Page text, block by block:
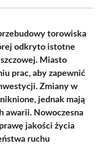
torowiska
odkryto istotne
Miasto
prac, aby zapewnić
Zmiany w
jednak mają
awarii. Nowoczesna
jakości życia
ruchu